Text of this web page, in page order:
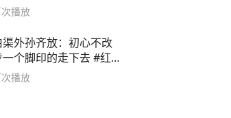
次播放
外孙齐放：初心不改
个脚印的走下去 #红船
次播放